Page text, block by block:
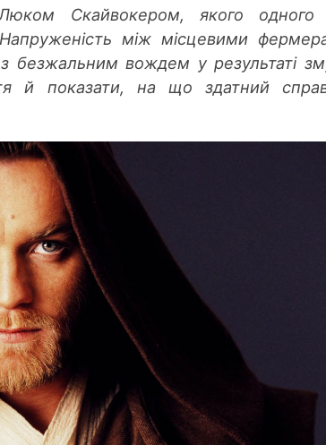
Люком Скайвокером, якого одного
між місцевими
безжальним вождем у результаті
я й показати, на що здатний